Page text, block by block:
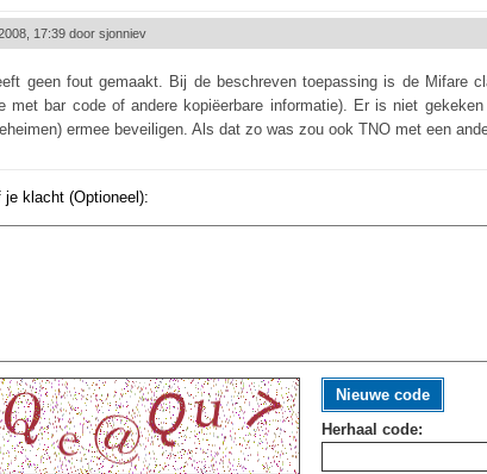
17:39 door sjonniev
geen fout gemaakt. Bij de beschreven toepassing is de Mifare
met bar code of andere kopiëerbare informatie). Er is niet
ermee beveiligen. Als dat zo was zou ook TNO met een
je klacht (Optioneel):
Nieuwe code
Herhaal code: